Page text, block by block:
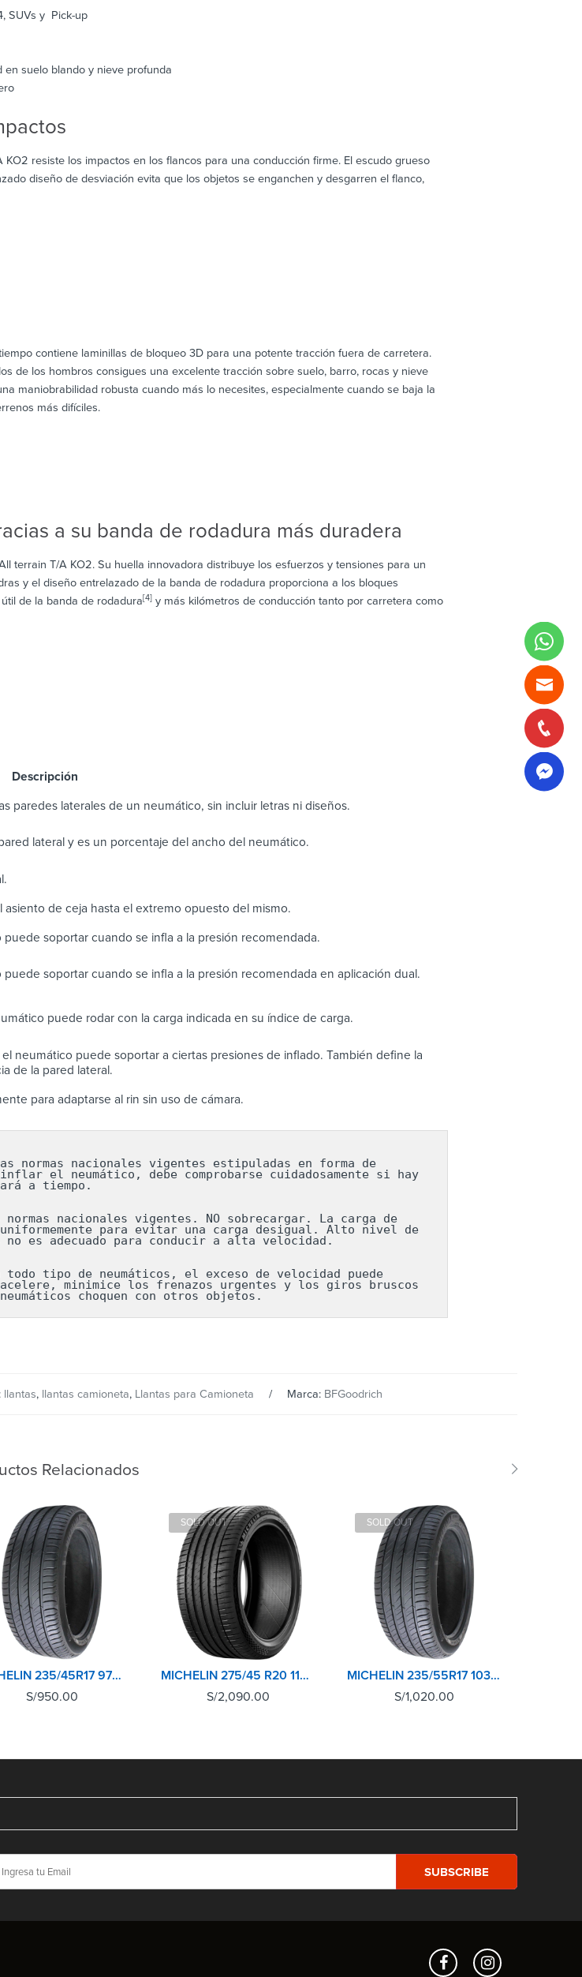
SUVs y Pick-up
suelo blando y nieve profunda
resiste los impactos en los flancos para una conducción firme. El escudo grueso
diseño de desviación evita que los objetos se enganchen y desgarren el flanco,
contiene laminillas de bloqueo 3D para una potente tracción fuera de carretera.
de los hombros consigues una excelente tracción sobre suelo, barro, rocas y nieve
maniobrabilidad robusta cuando más lo necesites, especialmente cuando se baja la
más difíciles.
a su banda de rodadura más duradera
terrain T/A KO2. Su huella innovadora distribuye los esfuerzos y tensiones para un
y el diseño entrelazado de la banda de rodadura proporciona a los bloques
de la banda de rodadura[4]y más kilómetros de conducción tanto por carretera como
paredes laterales de un neumático, sin incluir letras ni diseños.
lateral y es un porcentaje del ancho del neumático.
de ceja hasta el extremo opuesto del mismo.
soportar cuando se infla a la presión recomendada.
soportar cuando se infla a la presión recomendada en aplicación dual.
puede rodar con la carga indicada en su índice de carga.
neumático puede soportar a ciertas presiones de inflado. También define la
de la pared lateral.
para adaptarse al rin sin uso de cámara.
normas nacionales vigentes estipuladas en forma de
el neumático, debe comprobarse cuidadosamente si hay
a tiempo.
nacionales vigentes. NO sobrecargar. La carga de
para evitar una carga desigual. Alto nivel de
es adecuado para conducir a alta velocidad.
tipo de neumáticos, el exceso de velocidad puede
acelere, minimice los frenazos urgentes y los giros bruscos
choquen con otros objetos.
llantas, llantas camioneta, Llantas para Camioneta Marca: BFGoodrich
Relacionados
MICHELIN 235/45R17 97W XL TL PRIMACY 4+
S/950.00
SOLD OUT
MICHELIN 275/45 R20 110Y XL TL PILOT SPORT 4 SUV
S/2,090.00
SOLD OUT
MICHELIN 235/55R17 103Y XL TL PRIMACY 4+
S/1,020.00